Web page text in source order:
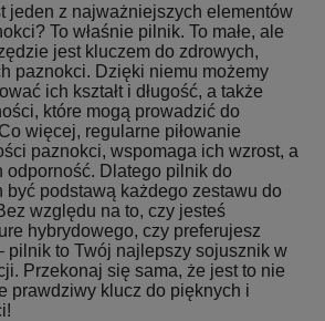
jeden z najważniejszych elementów
To właśnie pilnik. To małe, ale
jest kluczem do zdrowych,
paznokci. Dzięki niemu możemy
ich kształt i długość, a także
które mogą prowadzić do
więcej, regularne piłowanie
paznokci, wspomaga ich wzrost, a
odporność. Dlatego pilnik do
być podstawą każdego zestawu do
względu na to, czy jesteś
hybrydowego, czy preferujesz
pilnik to Twój najlepszy sojusznik w
Przekonaj się sama, że jest to nie
prawdziwy klucz do pięknych i